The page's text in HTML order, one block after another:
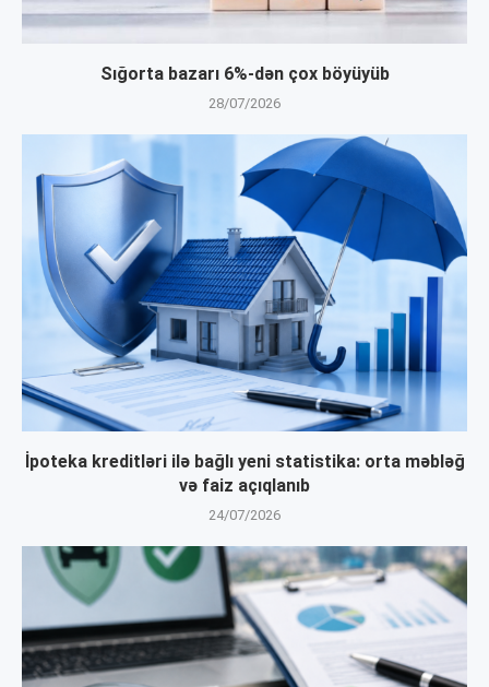
Sığorta bazarı 6%-dən çox böyüyüb
28/07/2026
İpoteka kreditləri ilə bağlı yeni statistika: orta məbləğ
və faiz açıqlanıb
24/07/2026